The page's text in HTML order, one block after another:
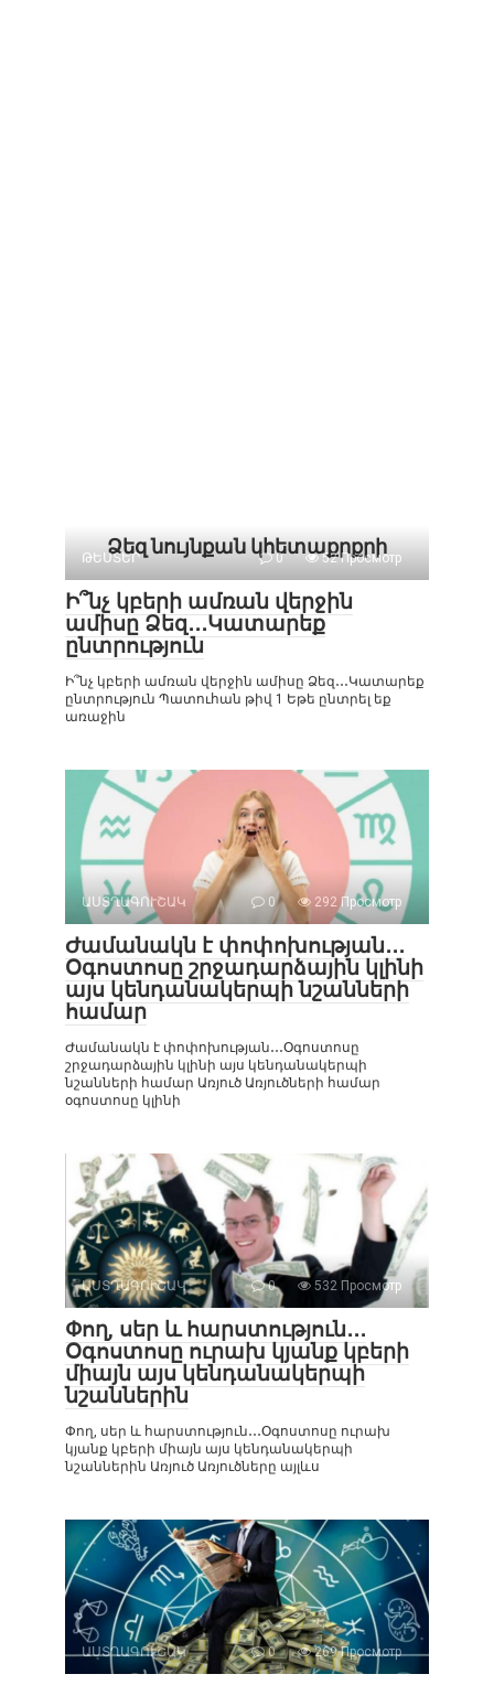
Ձեզ նույնքան կհետաքրքրի
ԹԵՍՏԵՐ 0 52 Просмотр
Ի՞նչ կբերի ամռան վերջին
ամիսը Ձեզ․․․Կատարեք
ընտրություն
Ի՞նչ կբերի ամռան վերջին ամիսը Ձեզ․․․Կատարեք
ընտրություն Պատուհան թիվ 1 Եթե ընտրել եք
առաջին
ԱՍՏՂԱԳՈՒՇԱԿ 0 292 Просмотр
Ժամանակն է փոփոխության․․․
Օգոստոսը շրջադարձային կլինի
այս կենդանակերպի նշանների
համար
Ժամանակն է փոփոխության․․․Օգոստոսը
շրջադարձային կլինի այս կենդանակերպի
նշանների համար Առյուծ Առյուծների համար
օգոստոսը կլինի
ԱՍՏՂԱԳՈՒՇԱԿ 0 532 Просмотр
Փող, սեր և հարստություն․․․
Օգոստոսը ուրախ կյանք կբերի
միայն այս կենդանակերպի
նշաններին
Փող, սեր և հարստություն․․․Օգոստոսը ուրախ
կյանք կբերի միայն այս կենդանակերպի
նշաններին Առյուծ Առյուծները այլևս
ԱՍՏՂԱԳՈՒՇԱԿ 0 269 Просмотр